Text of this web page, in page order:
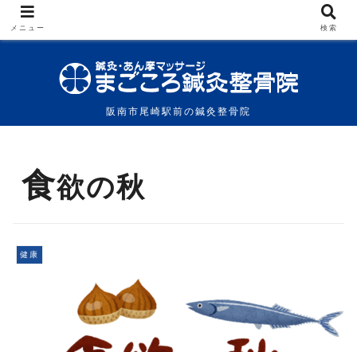
阪南市尾崎駅前の鍼灸整骨院
食欲の秋
健康
メニュー 検索